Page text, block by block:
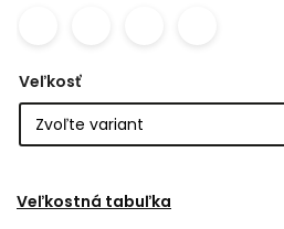
Veľkosť
Veľkostná tabuľka